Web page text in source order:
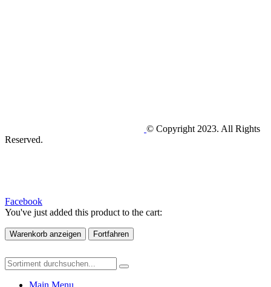
© Copyright 2023. All Rights
Reserved.
Facebook
You've just added this product to the cart:
Warenkorb anzeigen Fortfahren
Main Menu